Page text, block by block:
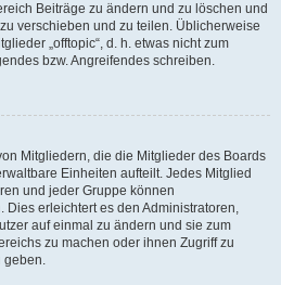
Beiträge zu ändern und zu löschen und
verschieben und zu teilen. Üblicherweise
„offtopic“, d. h. etwas nicht zum
bzw. Angreifendes schreiben.
Mitgliedern, die die Mitglieder des Boards
Einheiten aufteilt. Jedes Mitglied
und jeder Gruppe können
Dies erleichtert es den Administratoren,
auf einmal zu ändern und sie zum
zu machen oder ihnen Zugriff zu
geben.